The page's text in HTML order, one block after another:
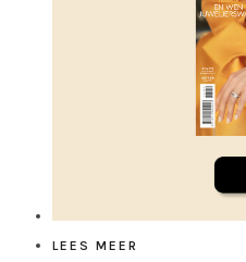
LEES MEER